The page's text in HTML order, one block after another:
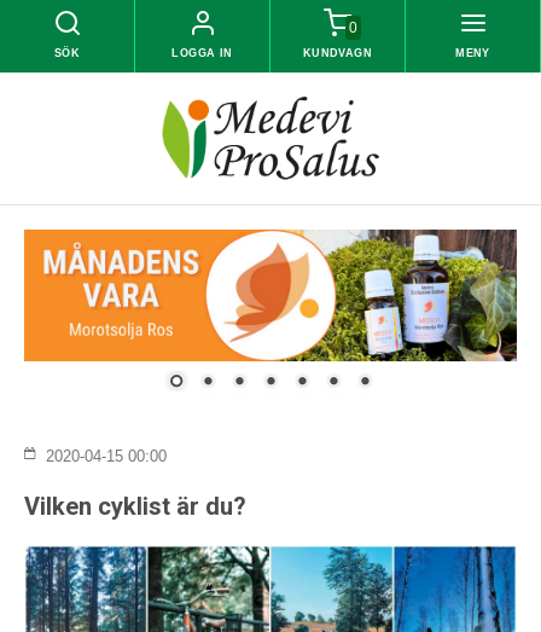
SÖK LOGGA IN
0
KUNDVAGN MENY
2020-04-15 00:00
Vilken cyklist är du?